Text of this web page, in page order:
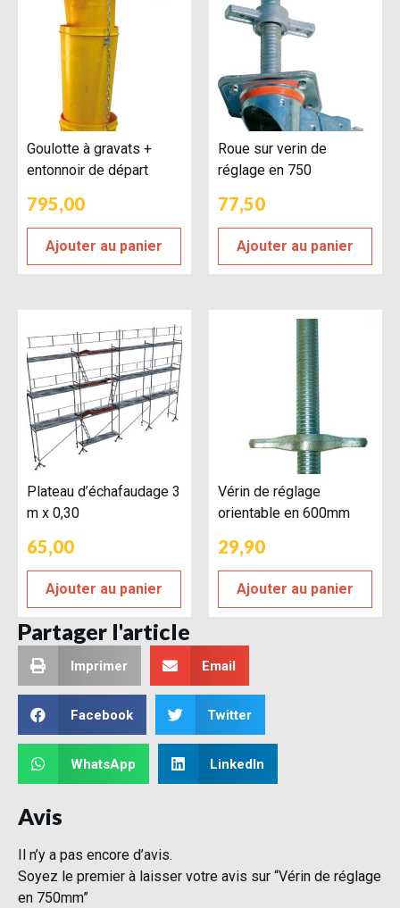
Goulotte à gravats +
entonnoir de départ
795,00
Ajouter au panier
Roue sur verin de
réglage en 750
77,50
Ajouter au panier
Plateau d’échafaudage 3
m x 0,30
65,00
Ajouter au panier
Vérin de réglage
orientable en 600mm
29,90
Ajouter au panier
Partager l'article
Imprimer Email
Facebook Twitter
WhatsApp LinkedIn
Avis
Il n’y a pas encore d’avis.
Soyez le premier à laisser votre avis sur “Vérin de réglage
en 750mm”